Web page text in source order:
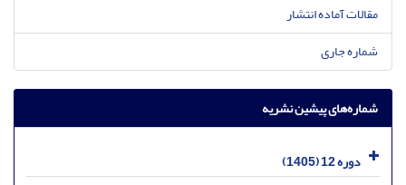
مقالات آماده انتشار
شماره جاری
شماره‌های پیشین نشریه
دوره 12 (1405)